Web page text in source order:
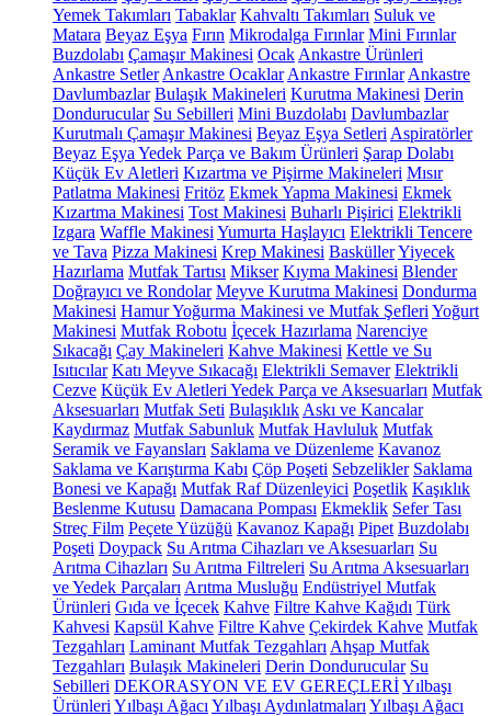
Yemek Takımları Tabaklar Kahvaltı Takımları Suluk ve
Matara Beyaz Eşya Fırın Mikrodalga Fırınlar Mini Fırınlar
Buzdolabı Çamaşır Makinesi Ocak Ankastre Ürünleri
Ankastre Setler Ankastre Ocaklar Ankastre Fırınlar Ankastre
Davlumbazlar Bulaşık Makineleri Kurutma Makinesi Derin
Dondurucular Su Sebilleri Mini Buzdolabı Davlumbazlar
Kurutmalı Çamaşır Makinesi Beyaz Eşya Setleri Aspiratörler
Beyaz Eşya Yedek Parça ve Bakım Ürünleri Şarap Dolabı
Küçük Ev Aletleri Kızartma ve Pişirme Makineleri Mısır
Patlatma Makinesi Fritöz Ekmek Yapma Makinesi Ekmek
Kızartma Makinesi Tost Makinesi Buharlı Pişirici Elektrikli
Izgara Waffle Makinesi Yumurta Haşlayıcı Elektrikli Tencere
ve Tava Pizza Makinesi Krep Makinesi BasküllerYiyecek
Hazırlama Mutfak Tartısı Mikser Kıyma Makinesi Blender
Doğrayıcı ve Rondolar Meyve Kurutma Makinesi Dondurma
Makinesi Hamur Yoğurma Makinesi ve Mutfak Şefleri Yoğurt
Makinesi Mutfak Robotu İçecek Hazırlama Narenciye
Sıkacağı Çay Makineleri Kahve Makinesi Kettle ve Su
Isıtıcılar Katı Meyve Sıkacağı Elektrikli Semaver Elektrikli
Cezve Küçük Ev Aletleri Yedek Parça ve Aksesuarları Mutfak
Aksesuarları Mutfak Seti Bulaşıklık Askı ve Kancalar
Kaydırmaz Mutfak Sabunluk Mutfak Havluluk Mutfak
Seramik ve Fayansları Saklama ve Düzenleme Kavanoz
Saklama ve Karıştırma Kabı Çöp Poşeti Sebzelikler Saklama
Bonesi ve Kapağı Mutfak Raf Düzenleyici Poşetlik Kaşıklık
Beslenme Kutusu Damacana Pompası Ekmeklik Sefer Tası
Streç Film Peçete Yüzüğü Kavanoz Kapağı Pipet Buzdolabı
Poşeti Doypack Su Arıtma Cihazları ve Aksesuarları Su
Arıtma Cihazları Su Arıtma Filtreleri Su Arıtma Aksesuarları
ve Yedek Parçaları Arıtma Musluğu Endüstriyel Mutfak
Ürünleri Gıda ve İçecek Kahve Filtre Kahve Kağıdı Türk
Kahvesi Kapsül Kahve Filtre Kahve Çekirdek Kahve Mutfak
Tezgahları Laminant Mutfak Tezgahları Ahşap Mutfak
Tezgahları Bulaşık Makineleri Derin Dondurucular Su
Sebilleri DEKORASYON VE EV GEREÇLERİYılbaşı
Ürünleri Yılbaşı Ağacı Yılbaşı Aydınlatmaları Yılbaşı Ağacı